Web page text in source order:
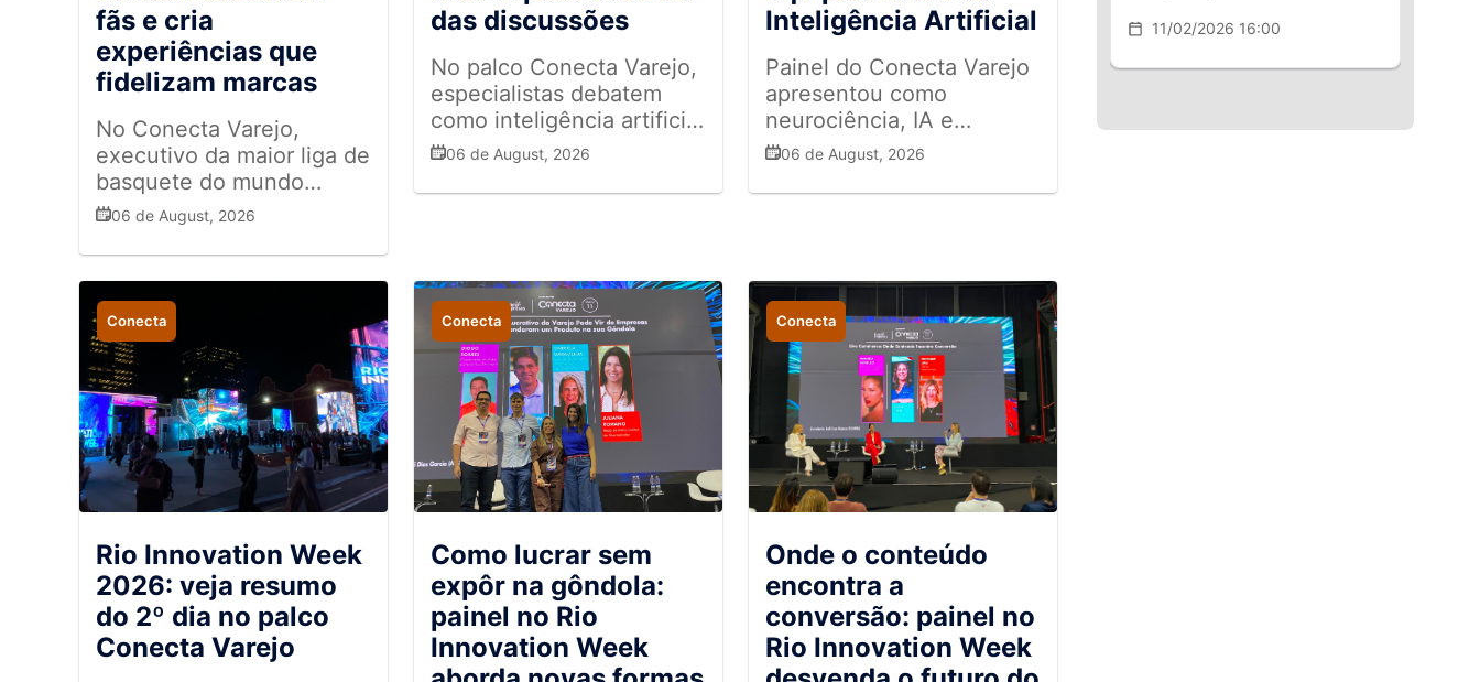
fãs e cria
experiências que
fidelizam marcas
No Conecta Varejo,
executivo da maior liga de
basquete do mundo
mostra como
entretenimento e
conexão emocional
ajudam a fortalecer o
relacionamento com o
público e inspiram
estratégias para o varejo
06 de August, 2026
das discussões
No palco Conecta Varejo,
especialistas debatem
como inteligência artificial
se tornou ferramenta para
06 de August, 2026
Inteligência Artificial
Painel do Conecta Varejo
apresentou como
neurociência, IA e
comunicação podem
melhorar a tomada de
06 de August, 2026
Conecta
Rio Innovation Week
2026: veja resumo
do 2º dia no palco
Conecta Varejo
Conecta
Como lucrar sem
expôr na gôndola:
painel no Rio
Innovation Week
Conecta
Onde o conteúdo
encontra a
conversão: painel no
Rio Innovation Week
11/02/2026 16:00